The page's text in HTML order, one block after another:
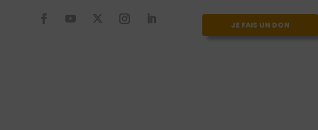
JE FAIS UN DON